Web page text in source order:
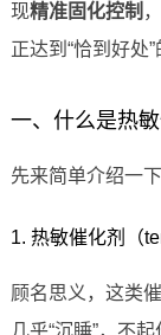
现精准固化控制
正达到“恰到好处”
一、什么是热
先来简单介绍一
1. 热敏催化剂（
顾名思义，这类